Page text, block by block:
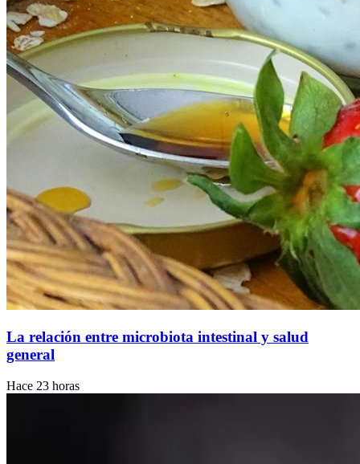
La relación entre microbiota intestinal y salud
general
Hace 23 horas